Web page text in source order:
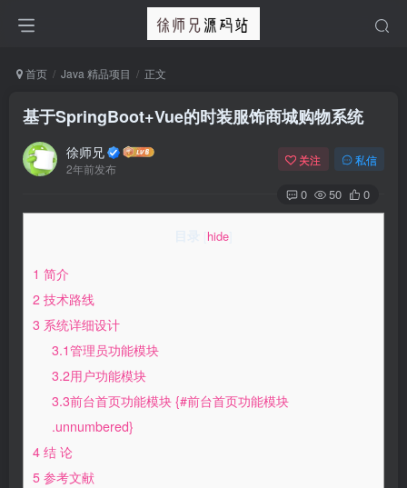
首页 Java 精品项目 正文
基于SpringBoot+Vue的时装服饰商城购物系统
徐师兄
2年前发布
关注 私信
0 50 0
hide
1 简介
2 技术路线
3 系统详细设计
3.1管理员功能模块
3.2用户功能模块
3.3前台首页功能模块 {#前台首页功能模块
.unnumbered}
4 结 论
5 参考文献